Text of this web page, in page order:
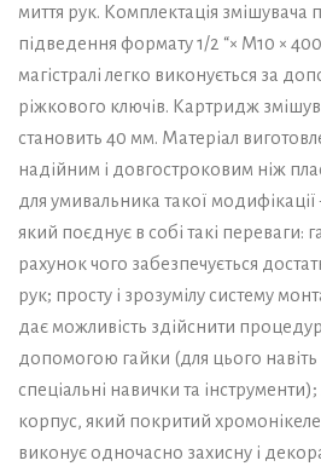
миття рук. Комплектація змішувача
підведення формату 1/2 “× M10 ×
магістралі легко виконується за
ріжкового ключів. Картридж
становить 40 мм. Матеріал
надійним і довгостроковим ніж
для умивальника такої
який поєднує в собі такі переваги:
рахунок чого забезпечується
рук; просту і зрозумілу систему
дає можливість здійснити
допомогою гайки (для цього навіть
спеціальні навички та
корпус, який покритий
виконує одночасно захисну і